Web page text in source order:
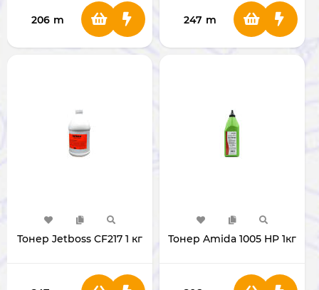
206 m 247 m
Тонер Jetboss CF217 1 кг Тонер Amida 1005 HP 1кг